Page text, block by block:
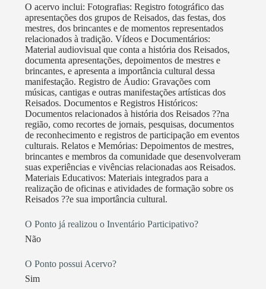
O acervo inclui: Fotografias: Registro fotográfico das
apresentações dos grupos de Reisados, das festas, dos
mestres, dos brincantes e de momentos representados
relacionados à tradição. Vídeos e Documentários:
Material audiovisual que conta a história dos Reisados,
documenta apresentações, depoimentos de mestres e
brincantes, e apresenta a importância cultural dessa
manifestação. Registro de Áudio: Gravações com
músicas, cantigas e outras manifestações artísticas dos
Reisados. Documentos e Registros Históricos:
Documentos relacionados à história dos Reisados ??na
região, como recortes de jornais, pesquisas, documentos
de reconhecimento e registros de participação em eventos
culturais. Relatos e Memórias: Depoimentos de mestres,
brincantes e membros da comunidade que desenvolveram
suas experiências e vivências relacionadas aos Reisados.
Materiais Educativos: Materiais integrados para a
realização de oficinas e atividades de formação sobre os
Reisados ??e sua importância cultural.
O Ponto já realizou o Inventário Participativo?
Não
O Ponto possui Acervo?
Sim